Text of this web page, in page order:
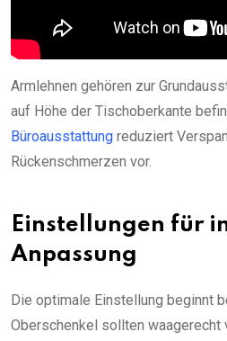
Armlehnen gehören zur
auf Höhe der Tischoberkante
Büroausstattung reduziert
Rückenschmerzen vor.
Einstellungen für
Anpassung
Die optimale Einstellung beginnt
Oberschenkel sollten waagerecht